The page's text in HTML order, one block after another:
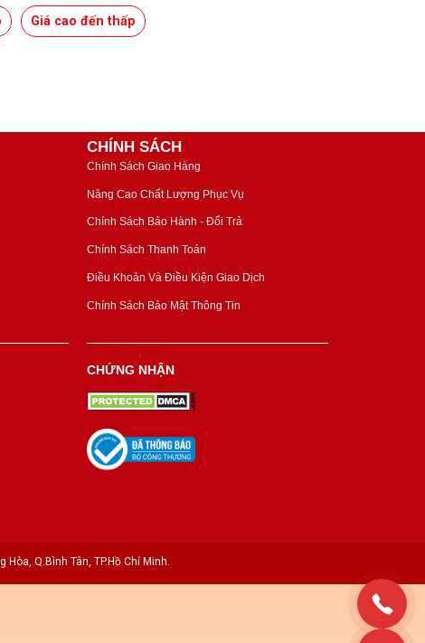
Giá cao đến thấp
CHÍNH SÁCH
Chính Sách Giao Hàng
Nâng Cao Chất Lượng Phục Vụ
Chính Sách Bảo Hành - Đổi Trả
Chính Sách Thanh Toán
Điều Khoản Và Điều Kiện Giao Dịch
Chính Sách Bảo Mật Thông Tin
CHỨNG NHẬN
Hòa, Q.Bình Tân, TP.Hồ Chí Minh.